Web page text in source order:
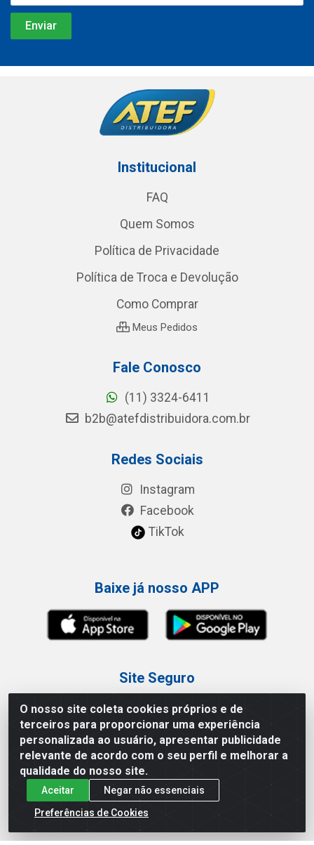
O nosso site coleta cookies próprios e de
terceiros para proporcionar uma experiência
personalizada ao usuário, apresentar publicidade
relevante de acordo com o seu perfil e melhorar a
qualidade do nosso site.
Aceitar
Negar não essenciais
Preferências de Cookies
Institucional
FAQ
Quem Somos
Política de Privacidade
Política de Troca e Devolução
Como Comprar
Meus Pedidos
Fale Conosco
(11) 3324-6411
b2b@atefdistribuidora.com.br
Redes Sociais
Instagram
Facebook
TikTok
Baixe já nosso APP
Site Seguro
Loja / Showroom
Tel.: (11) 3227-0546
Av Vautier, 587/597 - Pari - São Paulo/SP